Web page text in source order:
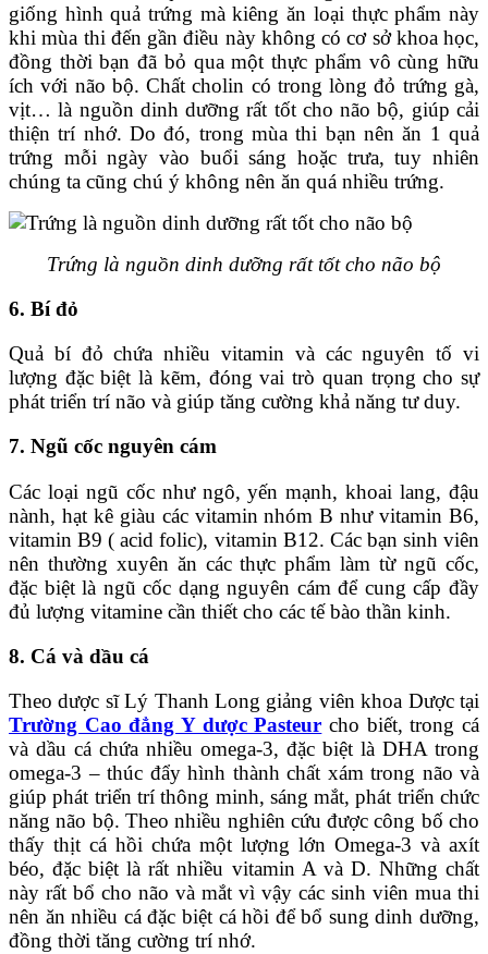
giống hình quả trứng mà kiêng ăn loại thực phẩm này
khi mùa thi đến gần điều này không có cơ sở khoa học,
đồng thời bạn đã bỏ qua một thực phẩm vô cùng hữu
ích với não bộ. Chất cholin có trong lòng đỏ trứng gà,
vịt… là nguồn dinh dưỡng rất tốt cho não bộ, giúp cải
thiện trí nhớ. Do đó, trong mùa thi bạn nên ăn 1 quả
trứng mỗi ngày vào buổi sáng hoặc trưa, tuy nhiên
chúng ta cũng chú ý không nên ăn quá nhiều trứng.
Trứng là nguồn dinh dưỡng rất tốt cho não bộ
6. Bí đỏ
Quả bí đỏ chứa nhiều vitamin và các nguyên tố vi
lượng đặc biệt là kẽm, đóng vai trò quan trọng cho sự
phát triển trí não và giúp tăng cường khả năng tư duy.
7. Ngũ cốc nguyên cám
Các loại ngũ cốc như ngô, yến mạnh, khoai lang, đậu
nành, hạt kê giàu các vitamin nhóm B như vitamin B6,
vitamin B9 ( acid folic), vitamin B12. Các bạn sinh viên
nên thường xuyên ăn các thực phẩm làm từ ngũ cốc,
đặc biệt là ngũ cốc dạng nguyên cám để cung cấp đầy
đủ lượng vitamine cần thiết cho các tế bào thần kinh.
8. Cá và dầu cá
Theo dược sĩ Lý Thanh Long giảng viên khoa Dược tại
Trường Cao đẳng Y dược Pasteur cho biết, trong cá
và dầu cá chứa nhiều omega-3, đặc biệt là DHA trong
omega-3 – thúc đẩy hình thành chất xám trong não và
giúp phát triển trí thông minh, sáng mắt, phát triển chức
năng não bộ. Theo nhiều nghiên cứu được công bố cho
thấy thịt cá hồi chứa một lượng lớn Omega-3 và axít
béo, đặc biệt là rất nhiều vitamin A và D. Những chất
này rất bổ cho não và mắt vì vậy các sinh viên mua thi
nên ăn nhiều cá đặc biệt cá hồi để bổ sung dinh dưỡng,
đồng thời tăng cường trí nhớ.